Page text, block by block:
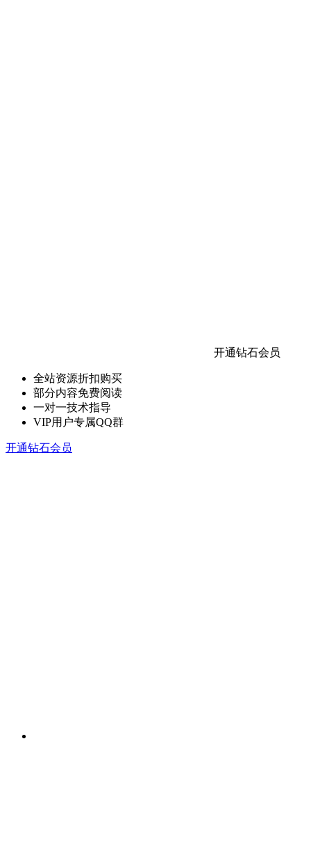
开通钻石会员
全站资源折扣购买
部分内容免费阅读
一对一技术指导
VIP用户专属QQ群
开通钻石会员